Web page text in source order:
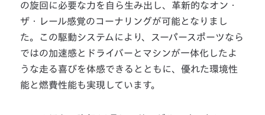
の旋回に必要な力を自ら生み出し、革新的なオン・
ザ・レール感覚のコーナリングが可能となりまし
た。この駆動システムにより、スーパースポーツなら
ではの加速感とドライバーとマシンが一体化したよ
うな走る喜びを体感できるとともに、優れた環境性
能と燃費性能も実現しています。